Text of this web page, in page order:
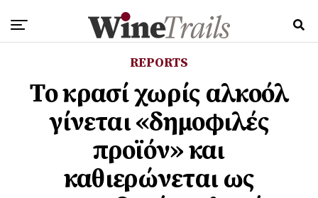
REPORTS
Tο κρασί χωρίς αλκοόλ
γίνεται «δημοφιλές
προϊόν» και
καθιερώνεται ως